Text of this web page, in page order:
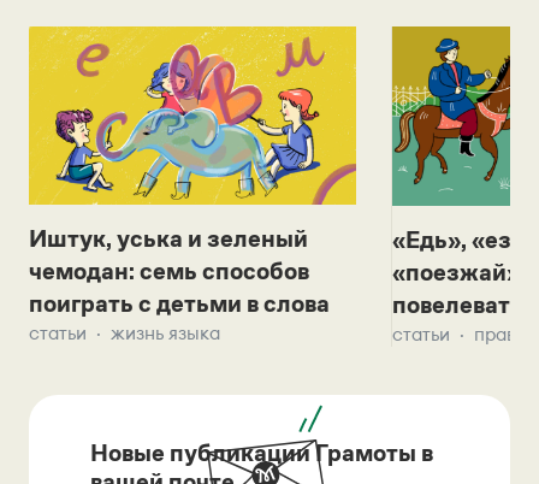
Иштук, уська и зеленый
чемодан: семь способов
поиграть с детьми в слова
статьи жизнь языка
«Едь»,
«поезжай»?
повелевать
статьи
Новые публикации Грамоты в